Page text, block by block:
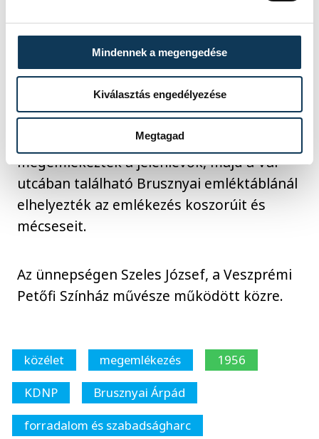
Mindennek a megengedése
Kiválasztás engedélyezése
Megtagad
Az ünnepi beszéd megtartása után a
forradalomban és az azt követő
megtorlásban elesettekről név szerint is
megemlékeztek a jelenlévők, majd a Vár
utcában található Brusznyai emléktáblánál
elhelyezték az emlékezés koszorúit és
mécseseit.
Az ünnepségen Szeles József, a Veszprémi
Petőfi Színház művésze működött közre.
közélet megemlékezés
1956
KDNP
Brusznyai Árpád
forradalom és szabadságharc